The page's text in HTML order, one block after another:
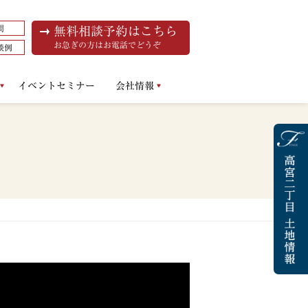
イベントセミナー 会社情報
例
無料相談予約はこちら
お急ぎの方はお電話でどうぞ